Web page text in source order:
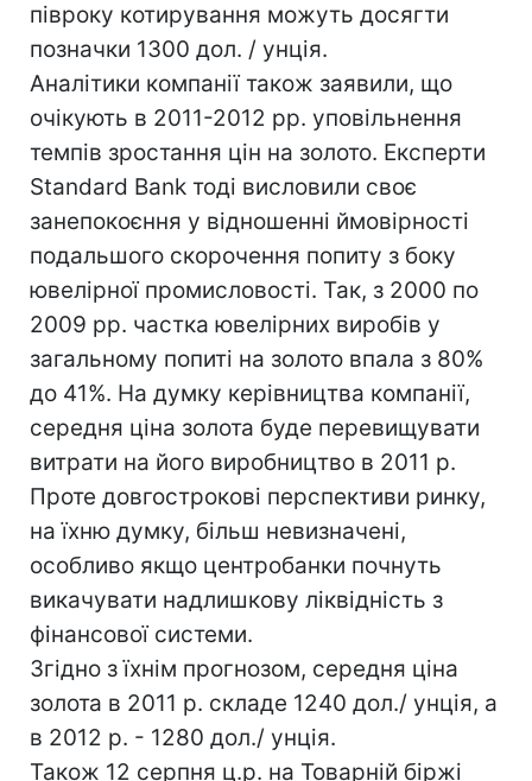
півроку котирування можуть досягти
позначки 1300 дол. / унція.
Аналітики компанії також заявили, що
очікують в 2011-2012 рр. уповільнення
темпів зростання цін на золото. Експерти
Standard Bank тоді висловили своє
занепокоєння у відношенні ймовірності
подальшого скорочення попиту з боку
ювелірної промисловості. Так, з 2000 по
2009 рр. частка ювелірних виробів у
загальному попиті на золото впала з 80%
до 41%. На думку керівництва компанії,
середня ціна золота буде перевищувати
витрати на його виробництво в 2011 р.
Проте довгострокові перспективи ринку,
на їхню думку, більш невизначені,
особливо якщо центробанки почнуть
викачувати надлишкову ліквідність з
фінансової системи.
Згідно з їхнім прогнозом, середня ціна
золота в 2011 р. складе 1240 дол./ унція, а
в 2012 р. - 1280 дол./ унція.
Також 12 серпня ц.р. на Товарній біржі